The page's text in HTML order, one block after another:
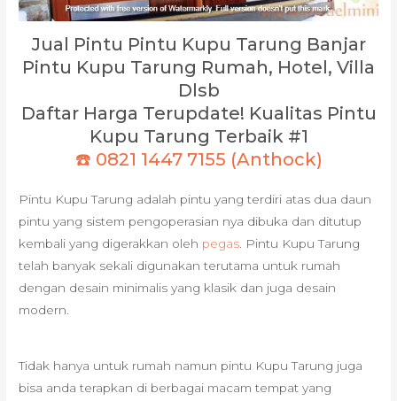
Jual Pintu Pintu Kupu Tarung Banjar
Pintu Kupu Tarung Rumah, Hotel, Villa
Dlsb
Daftar Harga Terupdate! Kualitas Pintu
Kupu Tarung Terbaik #1
☎️ 0821 1447 7155 (Anthock)
Pintu Kupu Tarung adalah pintu yang terdiri atas dua daun
pintu yang sistem pengoperasian nya dibuka dan ditutup
kembali yang digerakkan oleh pegas. Pintu Kupu Tarung
telah banyak sekali digunakan terutama untuk rumah
dengan desain minimalis yang klasik dan juga desain
modern.
Tidak hanya untuk rumah namun pintu Kupu Tarung juga
bisa anda terapkan di berbagai macam tempat yang